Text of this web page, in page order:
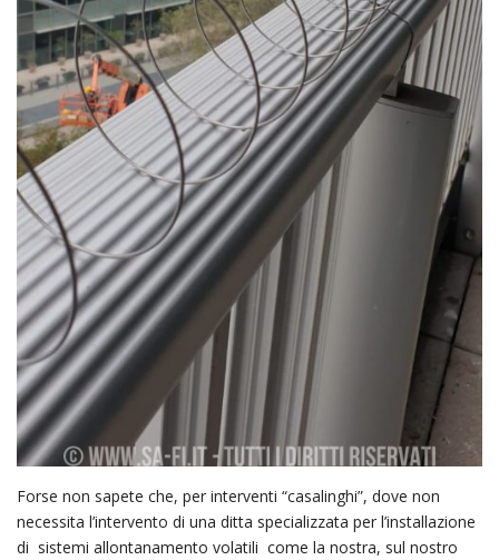
Forse non sapete che, per interventi “casalinghi”, dove non
necessita l’intervento di una ditta specializzata per l’installazione
di sistemi allontanamento volatili come la nostra, sul nostro